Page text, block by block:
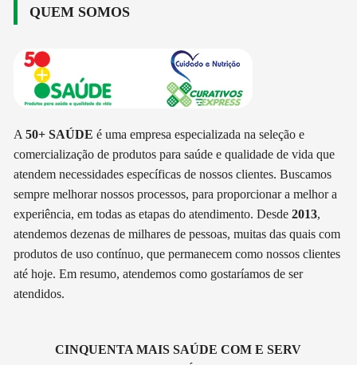
QUEM SOMOS
A50+ SAÚDE é uma empresa especializada na seleção e
comercialização de produtos para saúde e qualidade de vida que
atendem necessidades específicas de nossos clientes. Buscamos
sempre melhorar nossos processos, para proporcionar a melhor a
experiência, em todas as etapas do atendimento. Desde2013,
atendemos dezenas de milhares de pessoas, muitas das quais com
produtos de uso contínuo, que permanecem como nossos clientes
até hoje. Em resumo, atendemos como gostaríamos de ser
atendidos.
CINQUENTA MAIS SAÚDE COM E SERV